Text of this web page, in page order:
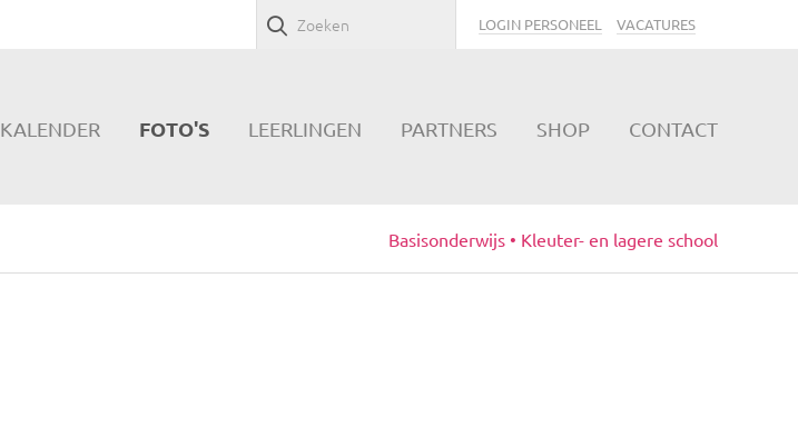
LOGIN PERSONEEL VACATURES
KALENDER FOTO'S LEERLINGEN PARTNERS SHOP CONTACT
Basisonderwijs • Kleuter- en lagere school